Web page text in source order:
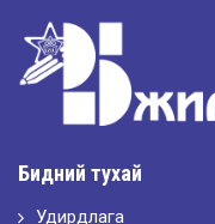
Бидний тухай
Удирдлага